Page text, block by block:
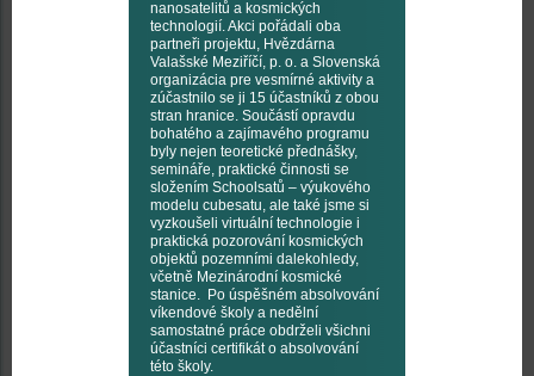
nanosatelitů a kosmických
technologií. Akci pořádali oba
partneři projektu, Hvězdárna
Valašské Meziříčí, p. o. a Slovenská
organizácia pre vesmírné aktivity a
zúčastnilo se ji 15 účastníků z obou
stran hranice. Součástí opravdu
bohatého a zajímavého programu
byly nejen teoretické přednášky,
semináře, praktické činnosti se
složením Schoolsatů – výukového
modelu cubesatu, ale také jsme si
vyzkoušeli virtuální technologie i
praktická pozorování kosmických
objektů pozemními dalekohledy,
včetně Mezinárodní kosmické
stanice. Po úspěšném absolvování
víkendové školy a nedělní
samostatné práce obdrželi všichni
účastníci certifikát o absolvování
této školy.